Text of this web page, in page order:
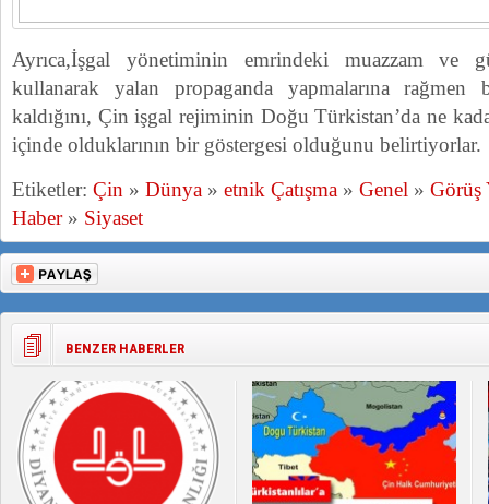
Ayrıca,İşgal yönetiminin emrindeki muazzam ve
kullanarak yalan propaganda yapmalarına rağmen
kaldığını, Çin işgal rejiminin Doğu Türkistan’da ne
içinde olduklarının bir göstergesi olduğunu belirtiyorlar.
Etiketler: Çin » Dünya » etnik Çatışma » Genel » Görüş
Haber» Siyaset
BENZER HABERLER